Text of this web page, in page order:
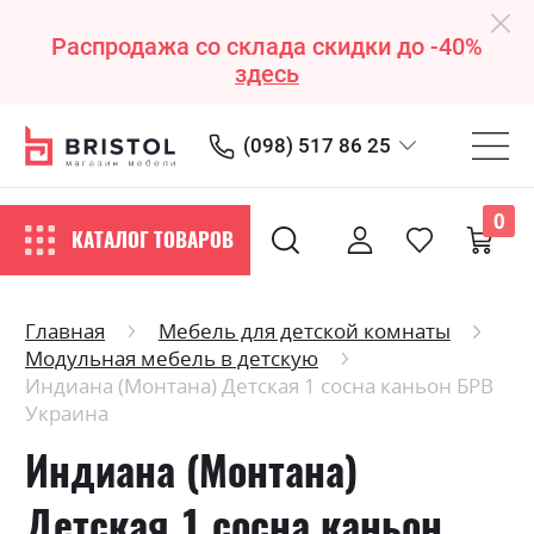
Распродажа со склада скидки до -40%
здесь
(098) 517 86 25
КАТАЛОГ ТОВАРОВ
0
Главная
Мебель для детской комнаты
Модульная мебель в детскую
Индиана (Монтана) Детская 1 сосна каньон БРВ
Украина
Индиана (Монтана)